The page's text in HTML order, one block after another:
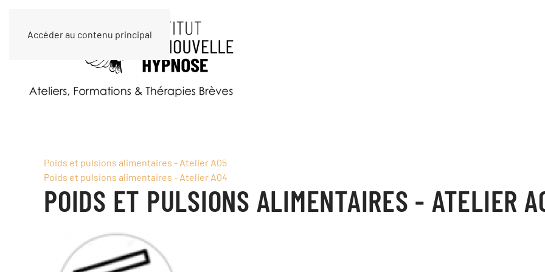
Accéder au contenu principal
Poids et pulsions alimentaires - Atelier A05
Poids et pulsions alimentaires - Atelier A04
POIDS ET PULSIONS ALIMENTAIRES - ATELIER